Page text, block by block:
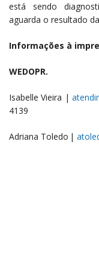
está sendo
aguarda o resultado
Informações à
WEDOPR.
Isabelle Vieira |
4139
Adriana Toledo |